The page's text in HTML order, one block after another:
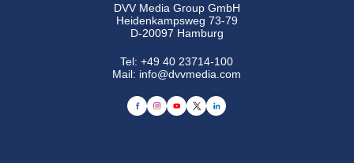
DVV Media Group GmbH
Heidenkampsweg 73-79
D-20097 Hamburg
Tel:+49 40 23714-100
Mail: info@dvvmedia.com